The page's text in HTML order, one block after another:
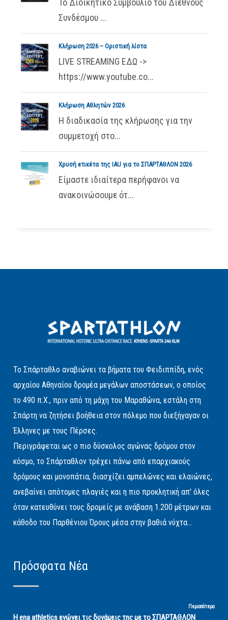
Το Διοικητικό Συμβούλιο του Διεθνούς
Συνδέσμου ...
Κλήρωση 2026 – Οριστική λίστα
LIVE STREAMING ΕΔΩ ->
https://www.youtube.co...
Κλήρωση Αθλητών 2026
Η διαδικασία της κλήρωσης για την
συμμετοχή στο...
Χρυσή ετικέτα της IAU για το ΣΠΑΡΤΑΘΛΟΝ 2026
Είμαστε ιδιαίτερα περήφανοι να
ανακοινώσουμε ότ...
Το Σπάρταθλο αναβιώνει τα βήματα του Φειδιππίδη, ενός
αρχαίου Αθηναίου δρομέα μεγάλων αποστάσεων, ο οποίος
το 490 π.Χ., πριν από τη μάχη του Μαραθώνα, εστάλη στη
Σπάρτη να ζητήσει βοήθεια στον πόλεμο που διεξήγαγαν οι
Έλληνες με τους Πέρσες.
Περιγράφεται ως ο πιο δύσκολος αγώνας δρόμου στον
κόσμο, το Σπάρταθλον τρέχει πάνω από επαρχιακούς
δρόμους και μονοπάτια, διασχίζει αμπελώνες και ελαιώνες,
ανεβαίνει απότομες πλαγιές και η πιο προκλητική απ' όλες
όταν κατευθύνει τους δρομείς με ανάβαση 1.200 μέτρων και
κάθοδο του Παρθένιου Όρους μέσα στην βαθιά νύχτα...
Πρόσφατα Νέα
Περισσότερα
Η ena athletics ενώνει τις δυνάμεις της με το ΣΠΑΡΤΑΘΛΟΝ